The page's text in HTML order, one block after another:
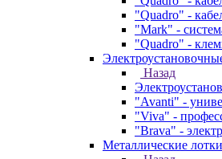
"Quadro" -
"Mark" -
"Quadro" -
Назад
"Avanti" -
"Viva" -
"Brava" -
Металлические